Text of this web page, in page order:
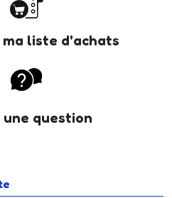
liste d'achats
une question